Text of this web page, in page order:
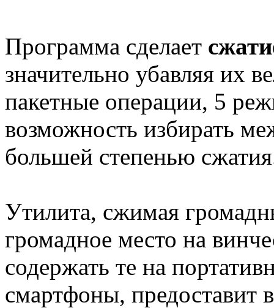
Программа сделает
значительно убавляя их
пакетные операции, 5
возможность избирать
большей степенью
Утилита, сжимая
громадное место на
содержать те на
смартфоны, предоставит